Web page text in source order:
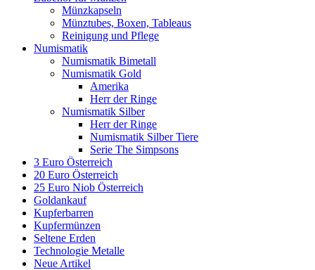
Münzkapseln
Münztubes, Boxen, Tableaus
Reinigung und Pflege
Numismatik
Numismatik Bimetall
Numismatik Gold
Amerika
Herr der Ringe
Numismatik Silber
Herr der Ringe
Numismatik Silber Tiere
Serie The Simpsons
3 Euro Österreich
20 Euro Österreich
25 Euro Niob Österreich
Goldankauf
Kupferbarren
Kupfermünzen
Seltene Erden
Technologie Metalle
Neue Artikel